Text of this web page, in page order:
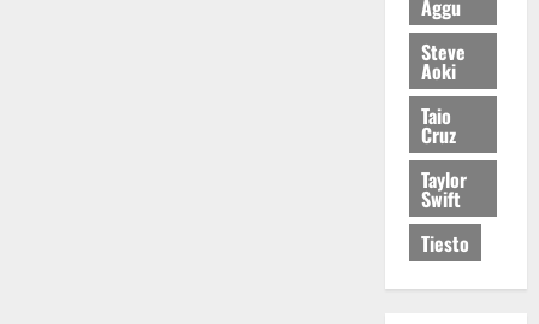
Aggu
Steve
Aoki
Taio
Cruz
Taylor
Swift
Tiesto